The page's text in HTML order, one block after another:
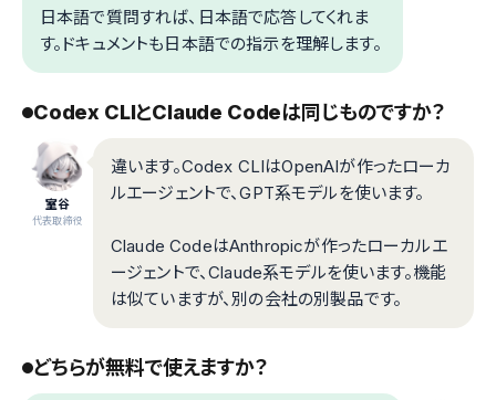
日本語で質問すれば、日本語で応答してくれま
す。ドキュメントも日本語での指示を理解します。
Codex CLIとClaude Codeは同じものですか？
室谷
代表取締役
違います。Codex CLIはOpenAIが作ったローカ
ルエージェントで、GPT系モデルを使います。
Claude CodeはAnthropicが作ったローカルエ
ージェントで、Claude系モデルを使います。機能
は似ていますが、別の会社の別製品です。
どちらが無料で使えますか？